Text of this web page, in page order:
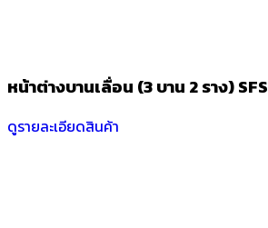
หน้าต่างบานเลื่อน (3 บาน 2 ราง) SFS
ดูรายละเอียดสินค้า